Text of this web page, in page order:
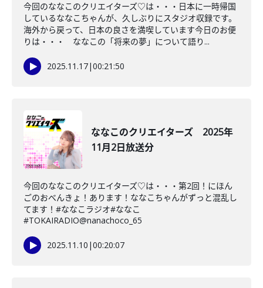
今回のななこのクリエイターズ♡は・・・日本に一時帰国
しているななこちゃんが、久しぶりにスタジオ収録です。
海外から戻って、日本の良さを満喫しています今日のお便
りは・・・ ななこの「将来の夢」について語り...
2025.11.17|00:21:50
ななこのクリエイターズ 2025年
11月2日放送分
今回のななこのクリエイターズ♡は・・・第2回！にほん
ごのおべんきょ！あります！ななこちゃんがずっと混乱し
てます！#ななこラジオ#ななこ
#TOKAIRADIO@nanachoco_65
2025.11.10 |00:20:07